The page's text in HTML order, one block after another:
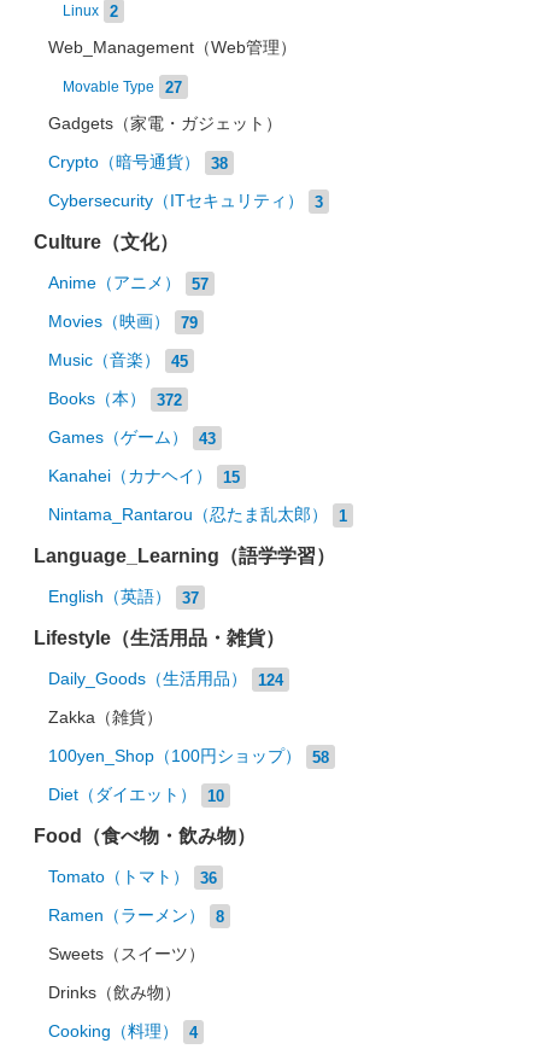
Linux 2
Web_Management（Web管理）
Movable Type 27
Gadgets（家電・ガジェット）
Crypto（暗号通貨） 38
Cybersecurity（ITセキュリティ） 3
Culture（文化）
Anime（アニメ） 57
Movies（映画） 79
Music（音楽） 45
Books（本） 372
Games（ゲーム） 43
Kanahei（カナヘイ） 15
Nintama_Rantarou（忍たま乱太郎） 1
Language_Learning（語学学習）
English（英語） 37
Lifestyle（生活用品・雑貨）
Daily_Goods（生活用品） 124
Zakka（雑貨）
100yen_Shop（100円ショップ） 58
Diet（ダイエット） 10
Food（食べ物・飲み物）
Tomato（トマト） 36
Ramen（ラーメン） 8
Sweets（スイーツ）
Drinks（飲み物）
Cooking（料理） 4